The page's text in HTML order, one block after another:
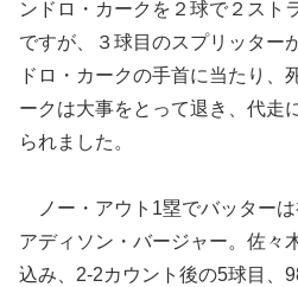
ンドロ・カークを２球で２スト
ですが、３球目のスプリッター
ドロ・カークの手首に当たり、
ークは大事をとって退き、代走
られました。
ノー・アウト1塁でバッター
アディソン・バージャー。佐々
込み、2-2カウント後の5球目、